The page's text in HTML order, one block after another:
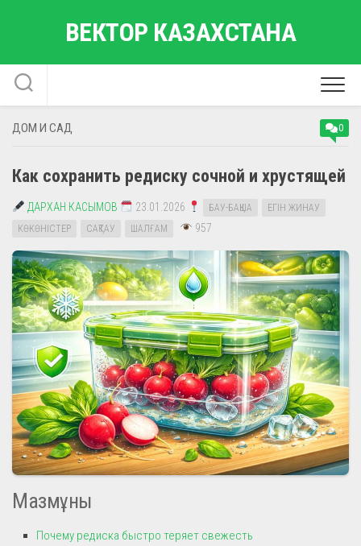
ВЕКТОР КАЗАХСТАНА
ДОМ И САД 0
Как сохранить редиску сочной и хрустящей
ДАРХАН КАСЫМОВ 23.01.2026 БАУ-БАҚША
ЕГІН ЖИНАУ
КӨКӨНІСТЕР
САҚТАУ ШАЛҒАМ 957
Мазмұны
Почему редиска быстро теряет свежесть